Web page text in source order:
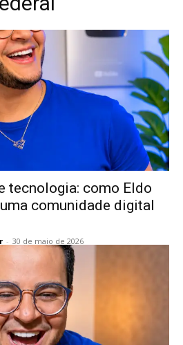
tecnologia: como Eldo
comunidade digital
- 30 de maio de 2026